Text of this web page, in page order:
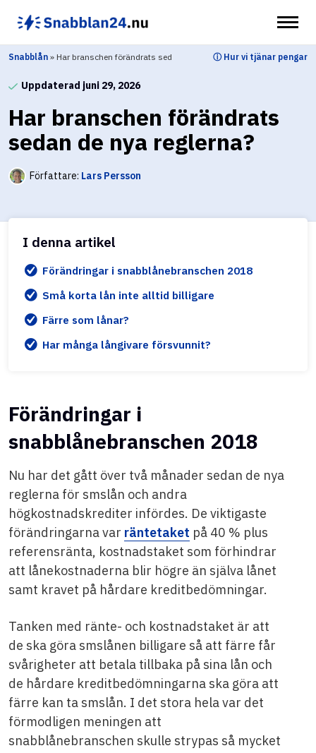
innehåll
Snabblån » Har branschen förändrats sed
ⓘ Hur vi tjänar pengar
Uppdaterad juni 29, 2026
Har branschen förändrats
sedan de nya reglerna?
Författare: Lars Persson
I denna artikel
Förändringar i snabblånebranschen 2018
Små korta lån inte alltid billigare
Färre som lånar?
Har många långivare försvunnit?
Förändringar i
snabblånebranschen 2018
Nu har det gått över två månader sedan de nya
reglerna för smslån och andra
högkostnadskrediter infördes. De viktigaste
förändringarna var räntetaket på 40 % plus
referensränta, kostnadstaket som förhindrar
att lånekostnaderna blir högre än själva lånet
samt kravet på hårdare kreditbedömningar.
Tanken med ränte- och kostnadstaket är att
de ska göra smslånen billigare så att färre får
svårigheter att betala tillbaka på sina lån och
de hårdare kreditbedömningarna ska göra att
färre kan ta smslån. I det stora hela var det
förmodligen meningen att
snabblånebranschen skulle strypas så mycket